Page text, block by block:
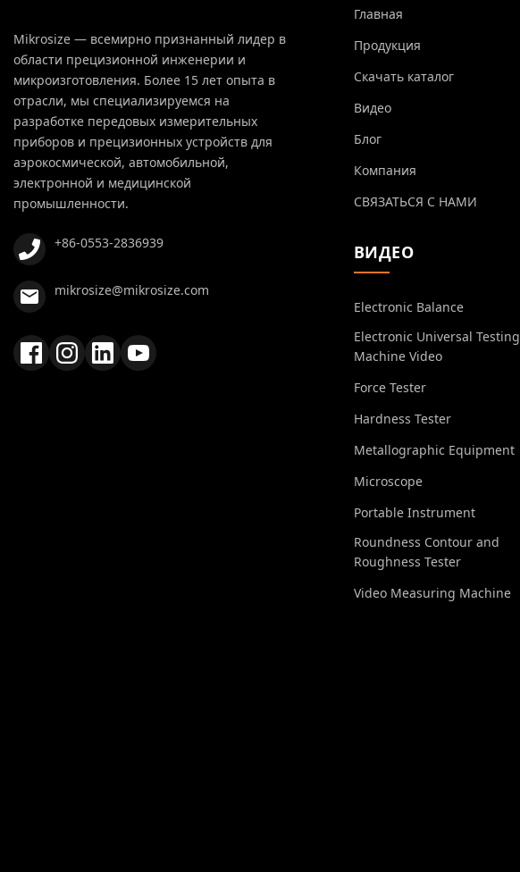
Mikrosize — всемирно признанный лидер в
области прецизионной инженерии и
микроизготовления. Более 15 лет опыта в
отрасли, мы специализируемся на
разработке передовых измерительных
приборов и прецизионных устройств для
аэрокосмической, автомобильной,
электронной и медицинской
промышленности.
+86-0553-2836939
mikrosize@mikrosize.com
Главная
Продукция
Скачать каталог
Видео
Блог
Компания
СВЯЗАТЬСЯ С НАМИ
ВИДЕО
Electronic Balance
Electronic Universal Testing
Machine Video
Force Tester
Hardness Tester
Metallographic Equipment
Microscope
Portable Instrument
Roundness Contour and
Roughness Tester
Video Measuring Machine